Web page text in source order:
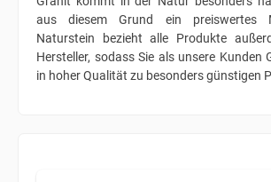
aus diesem Grund ein preiswertes
Naturstein bezieht alle Produkte
Hersteller, sodass Sie als unsere Kunden
in hoher Qualität zu besonders günstigen